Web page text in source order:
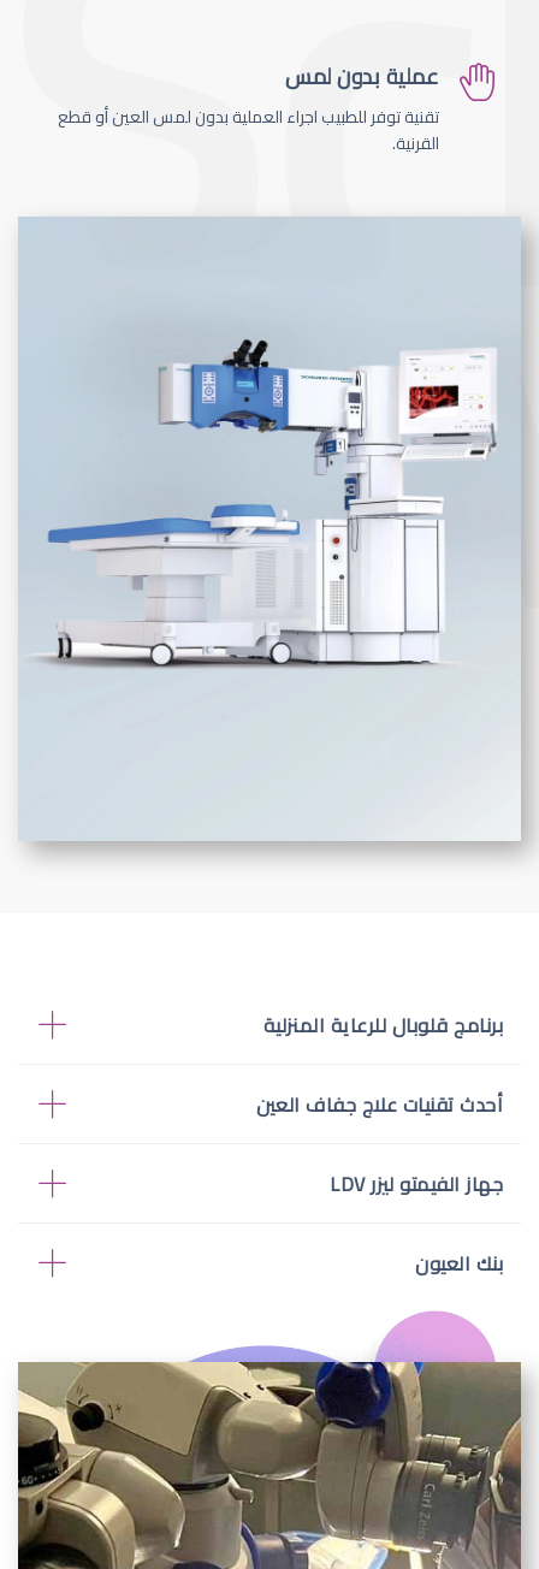
عملية بدون لمس
تقنية توفر للطبيب اجراء العملية بدون لمس العين أو قطع
القرنية.
برنامج قلوبال للرعاية المنزلية
أحدث تقنيات علاج جفاف العين
جهاز الفيمتو ليزر LDV
بنك العيون